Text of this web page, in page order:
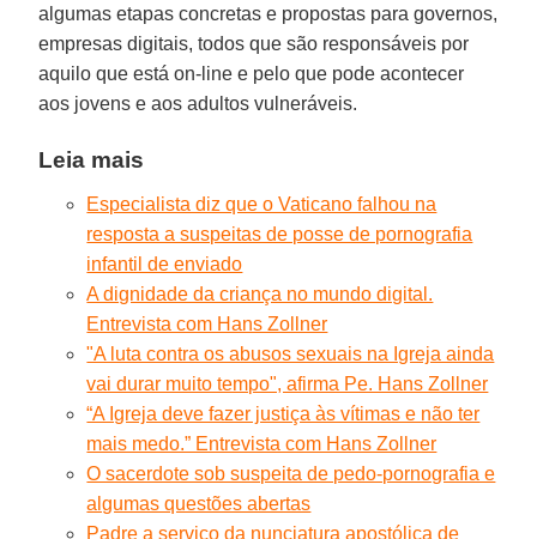
algumas etapas concretas e propostas para governos,
empresas digitais, todos que são responsáveis por
aquilo que está on-line e pelo que pode acontecer
aos jovens e aos adultos vulneráveis.
Leia mais
Especialista diz que o Vaticano falhou na
resposta a suspeitas de posse de pornografia
infantil de enviado
A dignidade da criança no mundo digital.
Entrevista com Hans Zollner
"A luta contra os abusos sexuais na Igreja ainda
vai durar muito tempo", afirma Pe. Hans Zollner
“A Igreja deve fazer justiça às vítimas e não ter
mais medo.” Entrevista com Hans Zollner
O sacerdote sob suspeita de pedo-pornografia e
algumas questões abertas
Padre a serviço da nunciatura apostólica de